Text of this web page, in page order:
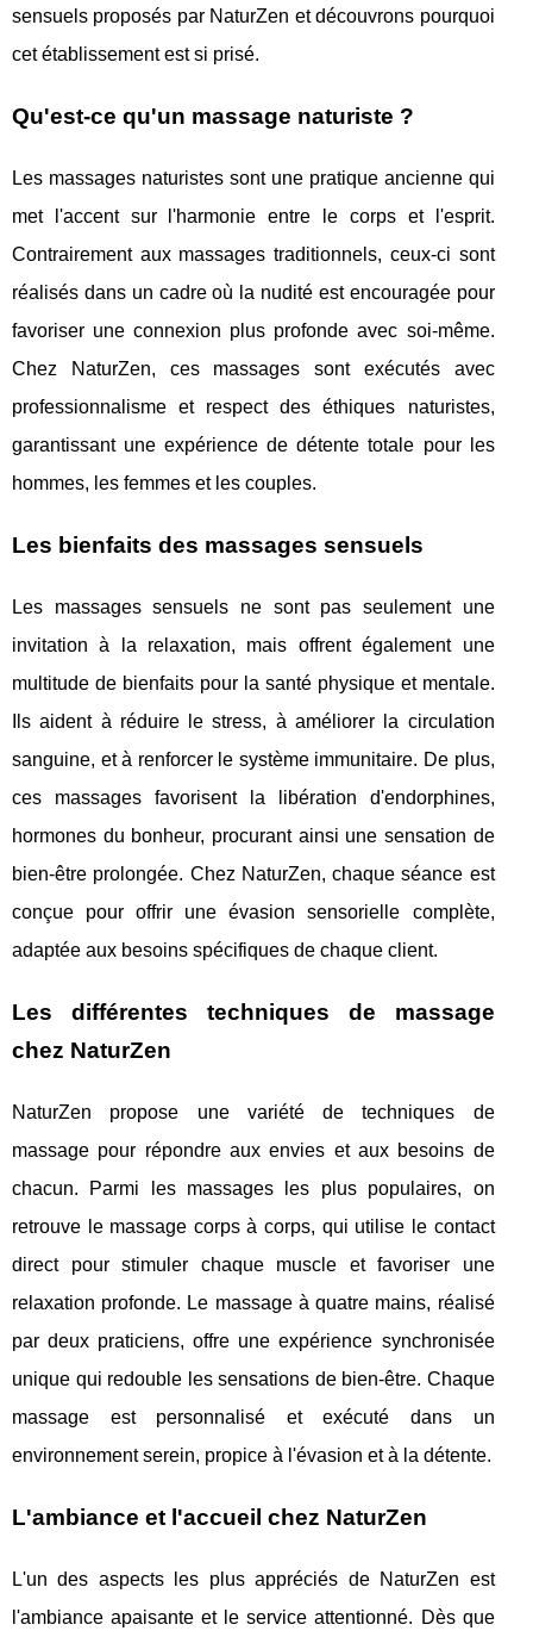
sensuels proposés par NaturZen et découvrons pourquoi
cet établissement est si prisé.
Qu'est-ce qu'un massage naturiste ?
Les massages naturistes sont une pratique ancienne qui
met l'accent sur l'harmonie entre le corps et l'esprit.
Contrairement aux massages traditionnels, ceux-ci sont
réalisés dans un cadre où la nudité est encouragée pour
favoriser une connexion plus profonde avec soi-même.
Chez NaturZen, ces massages sont exécutés avec
professionnalisme et respect des éthiques naturistes,
garantissant une expérience de détente totale pour les
hommes, les femmes et les couples.
Les bienfaits des massages sensuels
Les massages sensuels ne sont pas seulement une
invitation à la relaxation, mais offrent également une
multitude de bienfaits pour la santé physique et mentale.
Ils aident à réduire le stress, à améliorer la circulation
sanguine, et à renforcer le système immunitaire. De plus,
ces massages favorisent la libération d'endorphines,
hormones du bonheur, procurant ainsi une sensation de
bien-être prolongée. Chez NaturZen, chaque séance est
conçue pour offrir une évasion sensorielle complète,
adaptée aux besoins spécifiques de chaque client.
Les différentes techniques de massage
chez NaturZen
NaturZen propose une variété de techniques de
massage pour répondre aux envies et aux besoins de
chacun. Parmi les massages les plus populaires, on
retrouve le massage corps à corps, qui utilise le contact
direct pour stimuler chaque muscle et favoriser une
relaxation profonde. Le massage à quatre mains, réalisé
par deux praticiens, offre une expérience synchronisée
unique qui redouble les sensations de bien-être. Chaque
massage est personnalisé et exécuté dans un
environnement serein, propice à l'évasion et à la détente.
L'ambiance et l'accueil chez NaturZen
L'un des aspects les plus appréciés de NaturZen est
l'ambiance apaisante et le service attentionné. Dès que